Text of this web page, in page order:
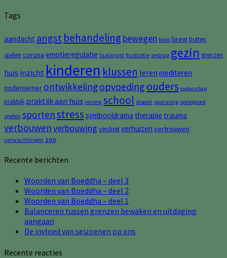
Tags
aandacht angst behandeling bewegen boos brein buiten
spelen corona emotieregulatie faalangst frustratie gedrag gezin grenzen
huis inzicht kinderen klussen leren mediteren
ondernemer ontwikkelingopvoeding ouders ouderschap
praktijk praktijk aan huis review school slopen spanning speelgoed
spelen sportenstress symbooldrama therapie trauma
verbouwenverbouwing verdrietverhuizen vertrouwen
verwachtingen zen
Recente berichten
Woorden van Boeddha – deel 3
Woorden van Boeddha – deel 2
Woorden van Boeddha – deel 1
Balanceren tussen grenzen bewaken en uitdaging
aangaan
De invloed van seizoenen op ons
Recente reacties